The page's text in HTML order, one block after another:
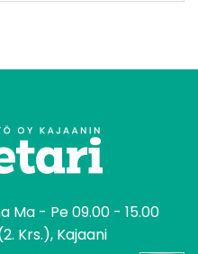
Ma - Pe 09.00 - 15.00
Krs.), Kajaani